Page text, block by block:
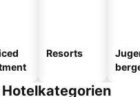
Resorts